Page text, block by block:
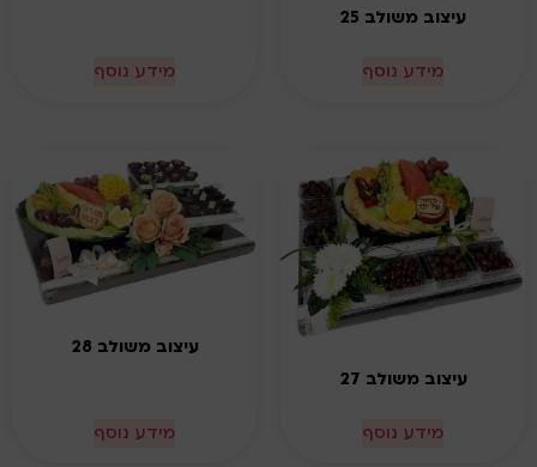
עיצוב משולב 25
מידע נוסף מידע נוסף
עיצוב משולב 27
מידע נוסף
עיצוב משולב 28
מידע נוסף